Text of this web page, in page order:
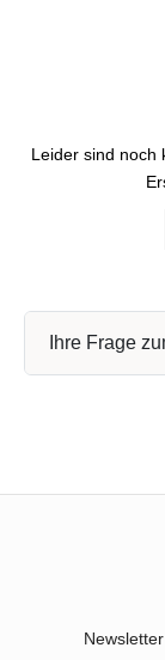
Leider sind noch
Ihre Frage
Newsletter